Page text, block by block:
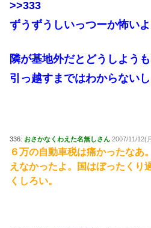
>>333
ずうずうしいっつーか怖い
隣が基地外だとどうしようも
引っ越すまではわからないし
336: おさかなくわえた名無しさん 2007/11/12(
６万の自動車税は痛かったなあ
えなかったよ。国はぼったくり
くしろい。